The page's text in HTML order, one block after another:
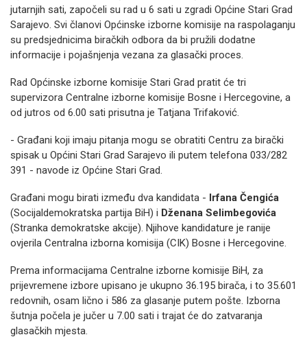
jutarnjih sati, započeli su rad u 6 sati u zgradi Općine Stari Grad
Sarajevo. Svi članovi Općinske izborne komisije na raspolaganju
su predsjednicima biračkih odbora da bi pružili dodatne
informacije i pojašnjenja vezana za glasački proces.
Rad Općinske izborne komisije Stari Grad pratit će tri
supervizora Centralne izborne komisije Bosne i Hercegovine, a
od jutros od 6.00 sati prisutna je Tatjana Trifaković.
- Građani koji imaju pitanja mogu se obratiti Centru za birački
spisak u Općini Stari Grad Sarajevo ili putem telefona 033/282
391 - navode iz Općine Stari Grad.
Građani mogu birati između dva kandidata - Irfana Čengića
(Socijaldemokratska partija BiH) i Dženana Selimbegovića
(Stranka demokratske akcije). Njihove kandidature je ranije
ovjerila Centralna izborna komisija (CIK) Bosne i Hercegovine.
Prema informacijama Centralne izborne komisije BiH, za
prijevremene izbore upisano je ukupno 36.195 birača, i to 35.601
redovnih, osam lično i 586 za glasanje putem pošte. Izborna
šutnja počela je jučer u 7.00 sati i trajat će do zatvaranja
glasačkih mjesta.